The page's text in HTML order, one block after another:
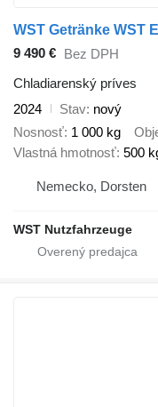
WST Getränke WST
9 490 € Bez DPH
Chladiarenský príves
2024
Stav nový
Nosnosť 1 000 kg
Vlastná hmotnosť 500
Nemecko, Dorsten
WST Nutzfahrzeuge